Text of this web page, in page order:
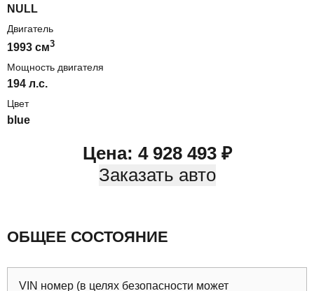
NULL
Двигатель
1993 cм3
Мощность двигателя
194 л.с.
Цвет
blue
Цена: 4 928 493₽
Заказать авто
ОБЩЕЕ СОСТОЯНИЕ
VIN номер (в целях безопасности может